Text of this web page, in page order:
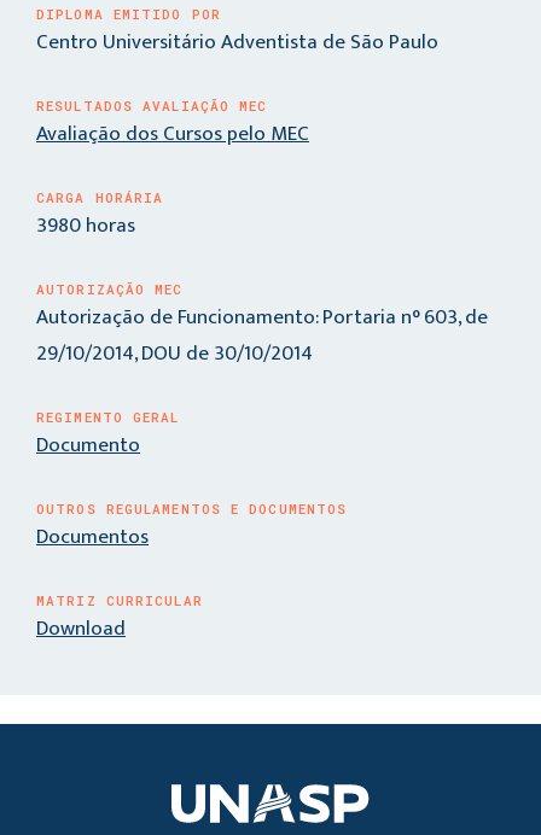
DIPLOMA EMITIDO POR
Centro Universitário Adventista de São Paulo
RESULTADOS AVALIAÇÃO MEC
Avaliação dos Cursos pelo MEC
CARGA HORÁRIA
3980 horas
AUTORIZAÇÃO MEC
Autorização de Funcionamento: Portaria n° 603, de
29/10/2014, DOU de 30/10/2014
REGIMENTO GERAL
Documento
OUTROS REGULAMENTOS E DOCUMENTOS
Documentos
MATRIZ CURRICULAR
Download